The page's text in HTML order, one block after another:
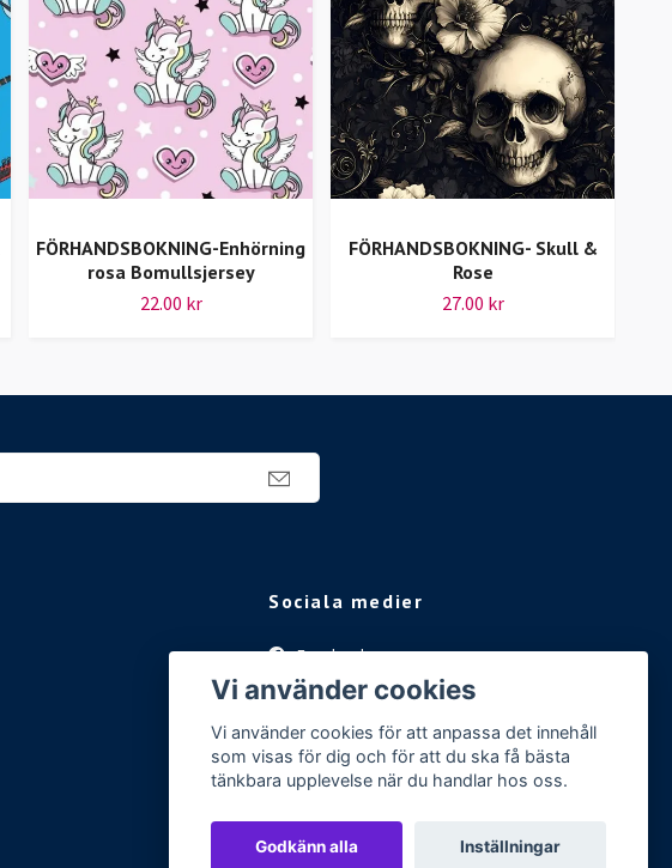
FÖRHANDSBOKNING-Enhörning
rosa Bomullsjersey
22.00 kr
FÖRHANDSBOKNING- Skull &
Rose
27.00 kr
Sociala medier
Facebook
Instagram
Vi använder cookies
Vi använder cookies för att anpassa det innehåll
som visas för dig och för att du ska få bästa
tänkbara upplevelse när du handlar hos oss.
Godkänn alla Inställningar